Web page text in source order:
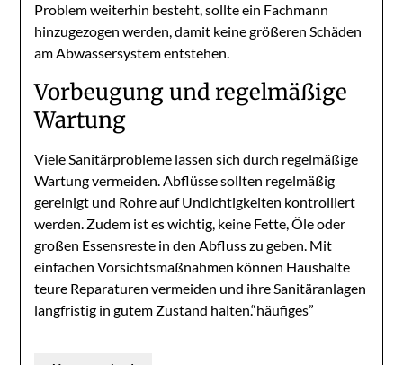
Problem weiterhin besteht, sollte ein Fachmann
hinzugezogen werden, damit keine größeren Schäden
am Abwassersystem entstehen.
Vorbeugung und regelmäßige
Wartung
Viele Sanitärprobleme lassen sich durch regelmäßige
Wartung vermeiden. Abflüsse sollten regelmäßig
gereinigt und Rohre auf Undichtigkeiten kontrolliert
werden. Zudem ist es wichtig, keine Fette, Öle oder
großen Essensreste in den Abfluss zu geben. Mit
einfachen Vorsichtsmaßnahmen können Haushalte
teure Reparaturen vermeiden und ihre Sanitäranlagen
langfristig in gutem Zustand halten.“häufiges”